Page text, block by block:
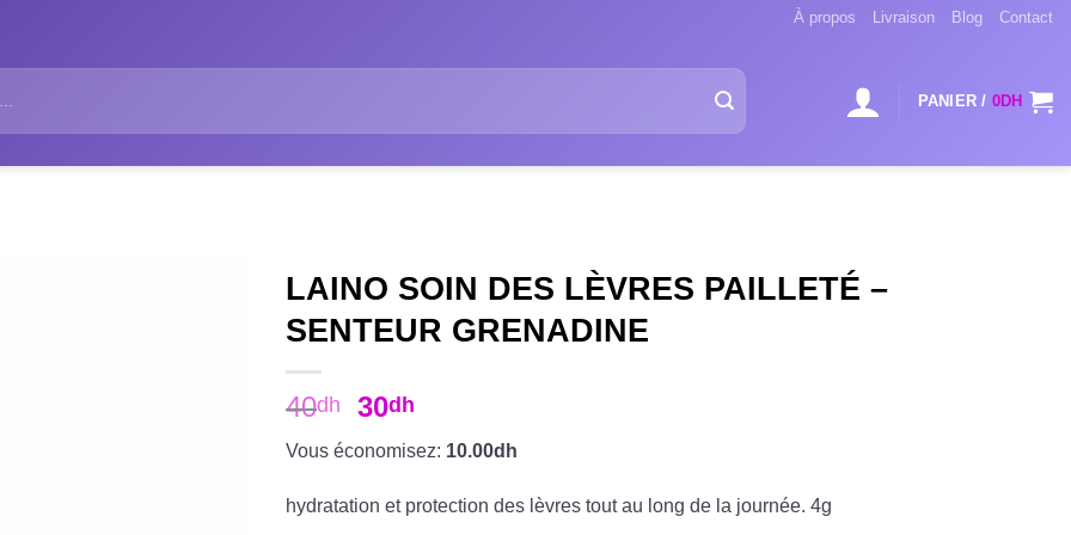
À propos Livraison Blog Contact
PANIER / 0DH
LAINO SOIN DES LÈVRES PAILLETÉ –
SENTEUR GRENADINE
40dh 30dh
Vous économisez: 10.00dh
hydratation et protection des lèvres tout au long de la journée. 4g